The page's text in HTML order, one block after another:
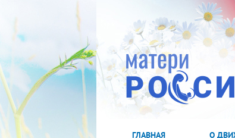
ГЛАВНАЯ О